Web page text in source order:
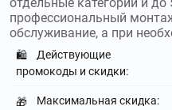
профессиональный
обслуживание, а при
🛍️
Действующие
промокоды и скидки:
🎁 Максимальная скидка: